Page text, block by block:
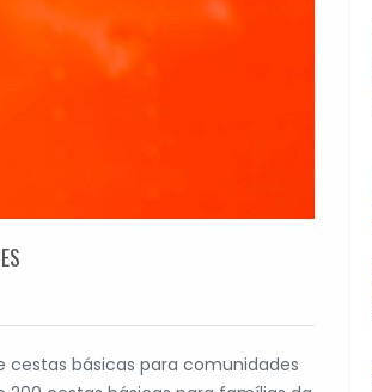
cestas básicas para comunidades